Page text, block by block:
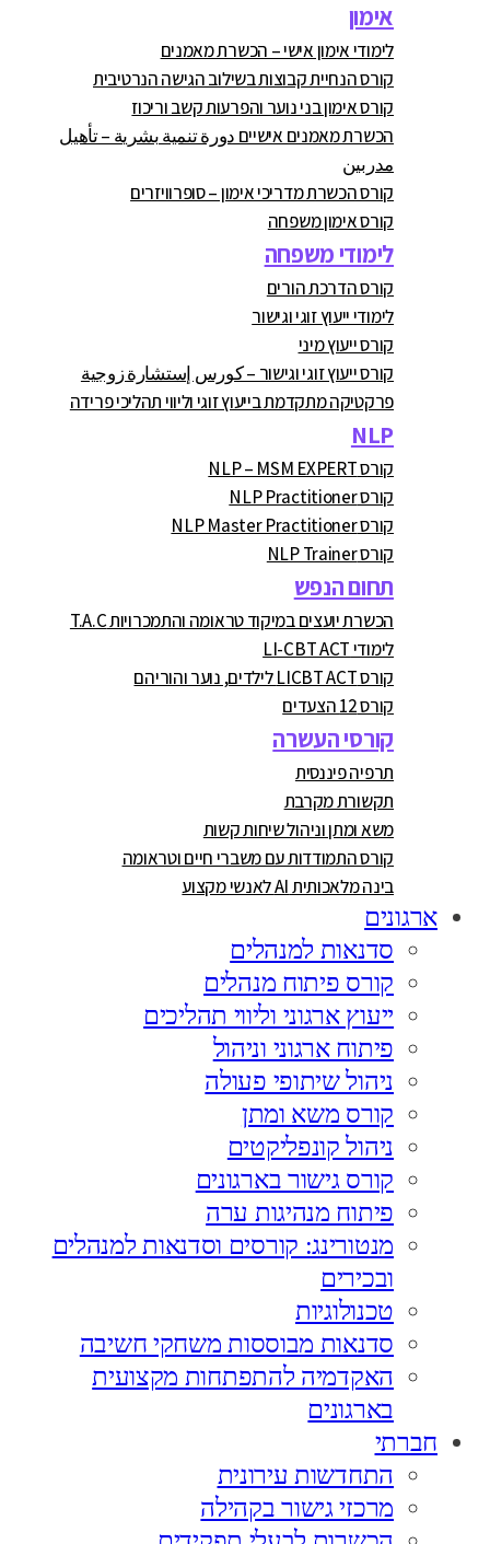
אימון
לימודי אימון אישי – הכשרת מאמנים
קורס הנחיית קבוצות בשילוב הגישה הנרטיבית
קורס אימון בני נוער והפרעות קשב וריכוז
הכשרת מאמנים אישיים دورة تنمية بشرية – تأهيل
مدربين
קורס הכשרת מדריכי אימון – סופרוויזרים
קורס אימון משפחה
לימודי משפחה
קורס הדרכת הורים
לימודי ייעוץ זוגי וגישור
קורס ייעוץ מיני
קורס ייעוץ זוגי וגישור – كورس إستشارة زوجية
פרקטיקה מתקדמת בייעוץ זוגי וליווי תהליכי פרידה
NLP
קורס NLP – MSM EXPERT
קורס NLP Practitioner
קורס NLP Master Practitioner
קורס NLP Trainer
תחום הנפש
הכשרת יועצים במיקוד טראומה והתמכרויות T.A.C
לימודי LI-CBT ACT
קורס LICBT ACT לילדים, נוער והוריהם
קורס 12 הצעדים
קורסי העשרה
תרפיה פיננסית
תקשורת מקרבת
משא ומתן וניהול שיחות קשות
קורס התמודדות עם משברי חיים וטראומה
בינה מלאכותית AI לאנשי מקצוע
ארגונים
סדנאות למנהלים
קורס פיתוח מנהלים
ייעוץ ארגוני וליווי תהליכים
פיתוח ארגוני וניהול
ניהול שיתופי פעולה
קורס משא ומתן
ניהול קונפליקטים
קורס גישור בארגונים
פיתוח מנהיגות ערה
מנטורינג: קורסים וסדנאות למנהלים
ובכירים
טכנולוגיות
סדנאות מבוססות משחקי חשיבה
האקדמיה להתפתחות מקצועית
בארגונים
חברתי
התחדשות עירונית
מרכזי גישור בקהילה